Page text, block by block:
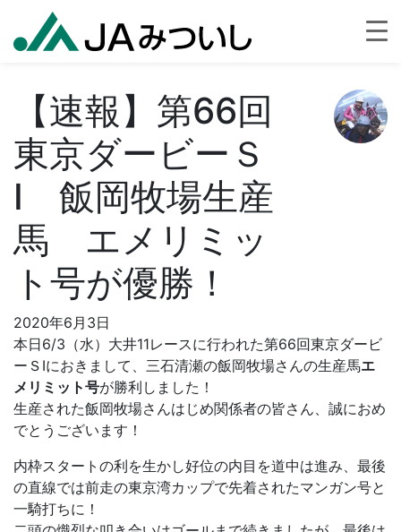
【速報】第66回
東京ダービーＳ
Ⅰ 飯岡牧場生産
馬 エメリミッ
ト号が優勝！
2020年6月3日
本日6/3（水）大井11レースに行われた第66回東京ダービ
ーＳⅠにおきまして、三石清瀬の飯岡牧場さんの生産馬エ
メリミット号が勝利しました！
生産された飯岡牧場さんはじめ関係者の皆さん、誠におめ
でとうございます！
内枠スタートの利を生かし好位の内目を道中は進み、最後
の直線では前走の東京湾カップで先着されたマンガン号と
一騎打ちに！